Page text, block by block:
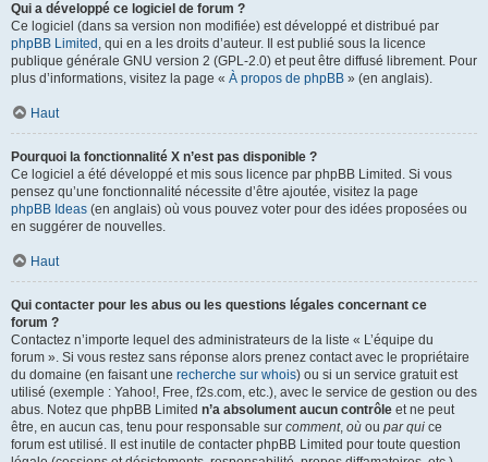
Qui a développé ce logiciel de forum ?
Ce logiciel (dans sa version non modifiée) est développé et distribué par
phpBB Limited , qui en a les droits d’auteur. Il est publié sous la licence
publique générale GNU version 2 (GPL-2.0) et peut être diffusé librement. Pour
plus d’informations, visitez la page « À propos de phpBB » (en anglais).
Haut
Pourquoi la fonctionnalité X n’est pas disponible ?
Ce logiciel a été développé et mis sous licence par phpBB Limited. Si vous
pensez qu’une fonctionnalité nécessite d’être ajoutée, visitez la page
phpBB Ideas (en anglais) où vous pouvez voter pour des idées proposées ou
en suggérer de nouvelles.
Haut
Qui contacter pour les abus ou les questions légales concernant ce
forum ?
Contactez n’importe lequel des administrateurs de la liste « L’équipe du
forum ». Si vous restez sans réponse alors prenez contact avec le propriétaire
du domaine (en faisant une recherche sur whois) ou si un service gratuit est
utilisé (exemple : Yahoo!, Free, f2s.com, etc.), avec le service de gestion ou des
abus. Notez que phpBB Limited n’a absolument aucun contrôle et ne peut
être, en aucun cas, tenu pour responsable sur comment, où ou par qui ce
forum est utilisé. Il est inutile de contacter phpBB Limited pour toute question